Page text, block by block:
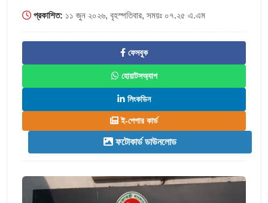
প্রকাশিত: ১১ জুন ২০২৬, বৃহস্পতিবার, সময়ঃ ০৭.২৫ এ.এম
ফেসবুক
হোয়াটসঅ্যাপ
লিংকডিন
ই-পেপার কার্ড
ফটোকার্ড ডাউনলোড